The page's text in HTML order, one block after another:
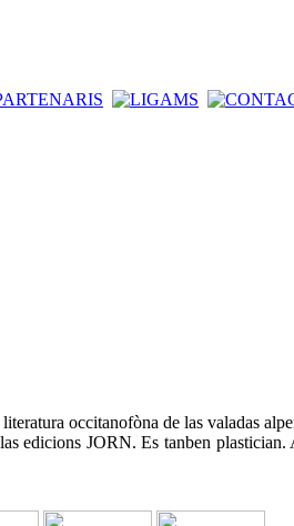
occitanofòna de las valadas
edicions JORN. Es tanben plastician.